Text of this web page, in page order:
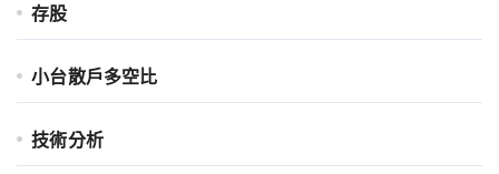
存股
小台散戶多空比
技術分析